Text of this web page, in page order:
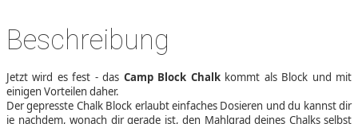
Beschreibung
Jetzt wird es fest - das Camp Block Chalkkommt als Block und mit
einigen Vorteilen daher.
Der gepresste Chalk Block erlaubt einfaches Dosieren und du kannst dir
je nachdem, wonach dir gerade ist, den Mahlgrad deines Chalks selbst